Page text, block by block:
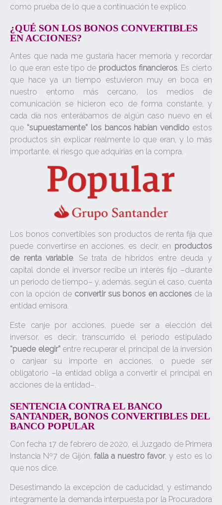
como prueba de lo que a continuación te explico.
¿QUÉ SON LOS BONOS CONVERTIBLES
EN ACCIONES?
Antes que nada me gustaría hacer memoria y recordar
lo que eran este tipo de productos financieros. Es cierto
que hace ya un tiempo estuvieron muy en boca en
nuestro entorno más cercano, los medios de
comunicación se hicieron eco de forma constante, y
cada día nos enterábamos de algún caso nuevo en el
que “supuestamente” los bancos habían vendido estos
productos sin explicar realmente lo que eran, y lo más
importante, el riesgo que adquirías en la compra.
Los bonos convertibles son productos de renta fija que
puede convertirse en acciones, es decir, en productos
de renta variable. Se trata de híbridos entre deuda y
capital donde el inversor recibe un interés fijo –durante
un periodo de tiempo– y, además, según el caso, cuenta
con la opción de convertir sus bonos en acciones de la
entidad emisora.
Este canje por acciones, puede ser a elección del
inversor, es decir; transcurrido el periodo estipulado
“puede elegir”entre recuperar el principal de la inversión
o canjear su importe en acciones, o puede ser
obligatorio –la entidad obliga a convertir el principal en
acciones de la entidad–.
SENTENCIA CONTRA EL BANCO
SANTANDER, BONOS CONVERTIBLES DEL
BANCO POPULAR
Con fecha 17 de febrero de 2020, el Juzgado de Primera
Instancia Nº7 de Gijón, falla a nuestro favor, y esto es lo
que nos dice.
Desestimando la excepción de caducidad, y estimando
íntegramente la demanda interpuesta por la Procuradora